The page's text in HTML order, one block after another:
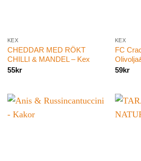
KEX
CHEDDAR MED RÖKT
CHILLI & MANDEL – Kex
55kr
KEX
FC
59kr